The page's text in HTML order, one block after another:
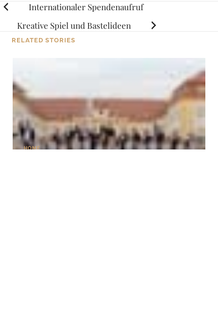
Posts
navigation
Internationaler Spendenaufruf
Kreative Spiel und Bastelideen
RELATED STORIES
HOME